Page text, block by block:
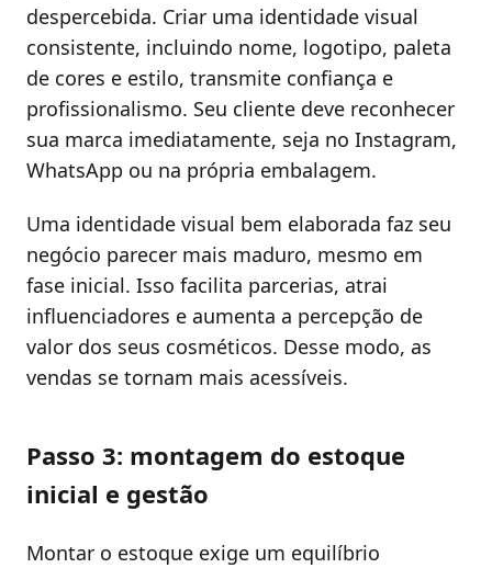
despercebida. Criar uma identidade visual
consistente, incluindo nome, logotipo, paleta
de cores e estilo, transmite confiança e
profissionalismo. Seu cliente deve reconhecer
sua marca imediatamente, seja no Instagram,
WhatsApp ou na própria embalagem.
Uma identidade visual bem elaborada faz seu
negócio parecer mais maduro, mesmo em
fase inicial. Isso facilita parcerias, atrai
influenciadores e aumenta a percepção de
valor dos seus cosméticos. Desse modo, as
vendas se tornam mais acessíveis.
Passo 3: montagem do estoque
inicial e gestão
Montar o estoque exige um equilíbrio